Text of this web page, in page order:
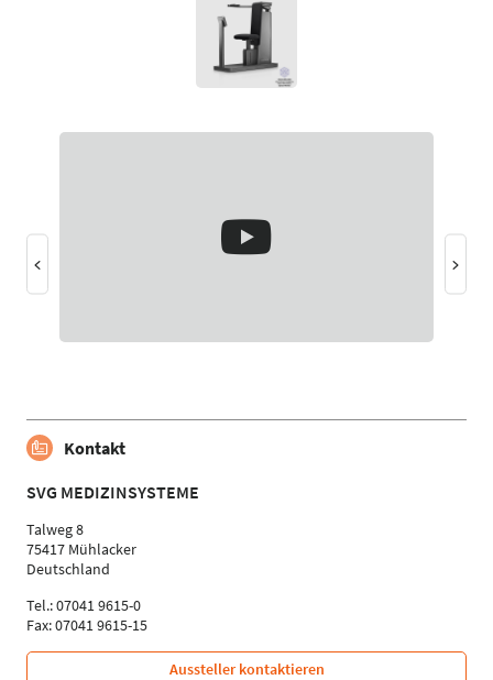
Kontakt
SVG MEDIZINSYSTEME
Talweg 8
75417 Mühlacker
Deutschland
Tel.: 07041 9615-0
Fax: 07041 9615-15
Aussteller kontaktieren